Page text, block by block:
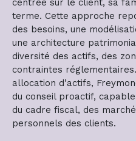
centrée sur le client, sa
terme. Cette approche
des besoins, une
une architecture
diversité des actifs, des
contraintes
allocation d’actifs,
du conseil proactif,
du cadre fiscal, des
personnels des clients.